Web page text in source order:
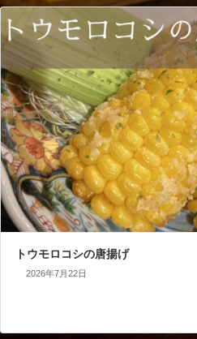
トウモロコシの唐揚げ
2026年7月22日